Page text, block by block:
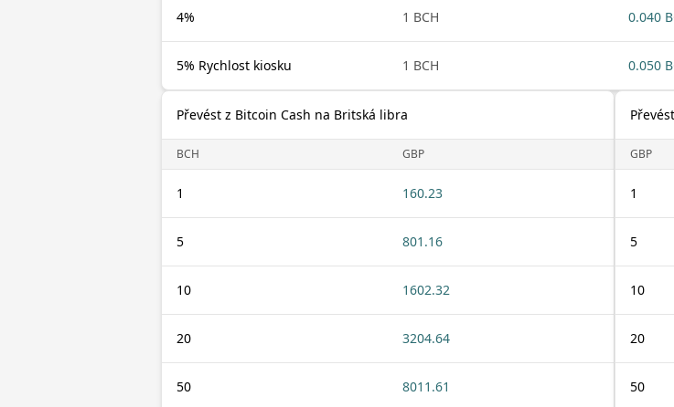
4% 1 BCH 0.040
5% Rychlost kiosku 1 BCH 0.050
Převést z Bitcoin Cash na Britská libra
BCH GBP
1 160.23
5 801.16
10 1602.32
20 3204.64
50 8011.61
GBP
1
5
10
20
50